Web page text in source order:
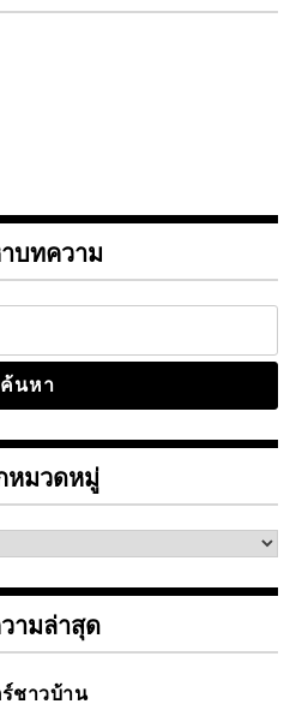
บทความ
หมวดหมู่
ามล่าสุด
ชาวบ้าน